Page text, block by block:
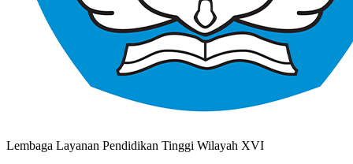
Lembaga Layanan Pendidikan Tinggi Wilayah XVI